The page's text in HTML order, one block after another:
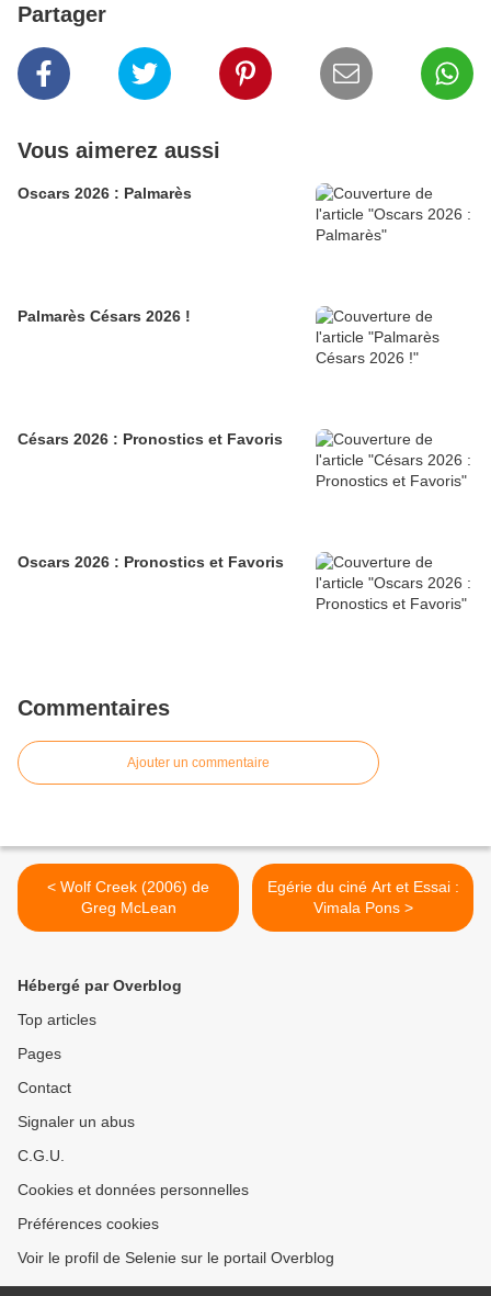
Partager
Vous aimerez aussi
Oscars 2026 : Palmarès
Palmarès Césars 2026 !
Césars 2026 : Pronostics et Favoris
Oscars 2026 : Pronostics et Favoris
Commentaires
Ajouter un commentaire
< Wolf Creek (2006) de
Greg McLean
Egérie du ciné Art et Essai :
Vimala Pons >
Hébergé par Overblog
Top articles
Pages
Contact
Signaler un abus
C.G.U.
Cookies et données personnelles
Préférences cookies
Voir le profil de Selenie sur le portail Overblog